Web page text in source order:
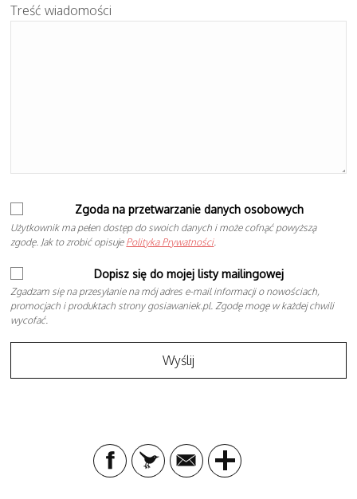
Treść wiadomości
Zgoda na przetwarzanie danych osobowych
Użytkownik ma pełen dostęp do swoich danych i może cofnąć powyższą
zgodę. Jak to zrobić opisuje Polityka Prywatności.
Dopisz się do mojej listy mailingowej
Zgadzam się na przesyłanie na mój adres e-mail informacji o nowościach,
promocjach i produktach strony gosiawaniek.pl. Zgodę mogę w każdej chwili
wycofać.